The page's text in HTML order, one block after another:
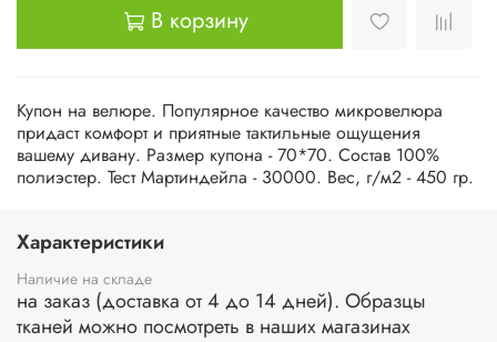
В корзину
Купон на велюре. Популярное качество микровелюра
придаст комфорт и приятные тактильные ощущения
вашему дивану. Размер купона - 70*70. Состав 100%
полиэстер. Тест Мартиндейла - 30000. Вес, г/м2 - 450 гр.
Характеристики
Наличие на складе
на заказ (доставка от 4 до 14 дней). Образцы
тканей можно посмотреть в наших магазинах